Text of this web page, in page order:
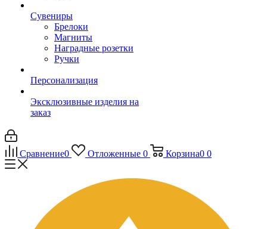
Сувениры
Брелоки
Магниты
Наградные розетки
Ручки
Персонализация
Эксклюзивные изделия на
заказ
Сравнение0 Отложенные 0 Корзина0 0